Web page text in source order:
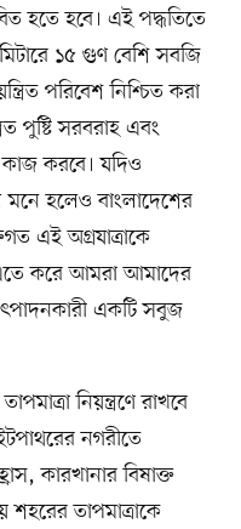
হতে হবে। এই পদ্ধতিতে
১৫ গুণ বেশি সবজি
পরিবেশ নিশ্চিত করা
পুষ্টি সরবরাহ এবং
করবে। যদিও
হলেও বাংলাদেশের
এই অগ্রযাত্রাকে
করে আমরা আমাদের
একটি সবুজ
নিয়ন্ত্রণে রাখবে
নগরীতে
কারখানার বিষাক্ত
তাপমাত্রাকে